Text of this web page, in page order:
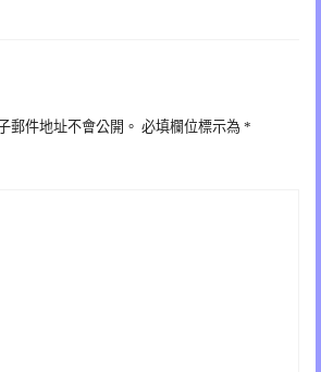
郵件地址不會公開。 必填欄位標示為 *